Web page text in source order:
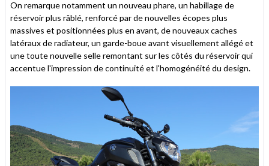
On remarque notamment un nouveau phare, un habillage de
réservoir plus râblé, renforcé par de nouvelles écopes plus
massives et positionnées plus en avant, de nouveaux caches
latéraux de radiateur, un garde-boue avant visuellement allégé et
une toute nouvelle selle remontant sur les côtés du réservoir qui
accentue l'impression de continuité et l'homogénéité du design.